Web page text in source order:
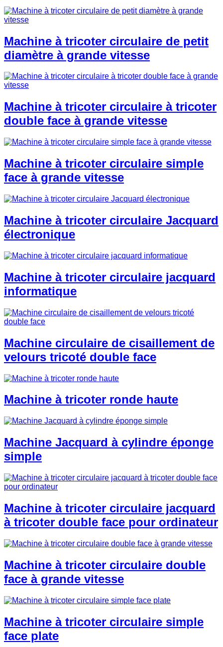
Machine à tricoter circulaire de petit
diamètre à grande vitesse
Machine à tricoter circulaire à tricoter
double face à grande vitesse
Machine à tricoter circulaire simple
face à grande vitesse
Machine à tricoter circulaire Jacquard
électronique
Machine à tricoter circulaire jacquard
informatique
Machine circulaire de cisaillement de
velours tricoté double face
Machine à tricoter ronde haute
Machine Jacquard à cylindre éponge
simple
Machine à tricoter circulaire jacquard
à tricoter double face pour ordinateur
Machine à tricoter circulaire double
face à grande vitesse
Machine à tricoter circulaire simple
face plate